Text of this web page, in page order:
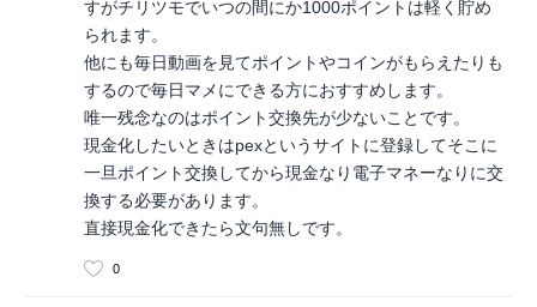
すがチリツモでいつの間にか1000ポイントは軽く貯め
られます。
他にも毎日動画を見てポイントやコインがもらえたりも
するので毎日マメにできる方におすすめします。
唯一残念なのはポイント交換先が少ないことです。
現金化したいときはpexというサイトに登録してそこに
一旦ポイント交換してから現金なり電子マネーなりに交
換する必要があります。
直接現金化できたら文句無しです。
0